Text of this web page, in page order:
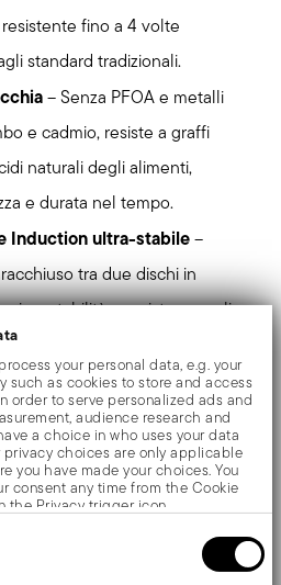
process your personal data, e.g. your
such as cookies to store and access
order to serve personalized ads and
audience research and
a choice in who uses your data
privacy choices are only applicable
you have made your choices. You
consent any time from the Cookie
the Privacy trigger icon.
your geographical location
fino a 4 volte
standard tradizionali.
– Senza PFOA e metalli
e cadmio, resiste a graffi
naturali degli alimenti,
e durata nel tempo.
Induction ultra-stabile–
tra due dischi in
stabilità e resistenza agli
del calore– Fondo ultra-
dorature perfette e
i piani cottura– Gas,
e induzione.
e cucina più sana
– Lavabile